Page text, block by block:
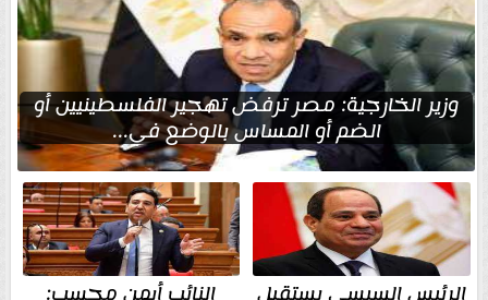
وزير الخارجية: مصر ترفض تهجير الفلسطينيين أو
الضم أو المساس بالوضع في...